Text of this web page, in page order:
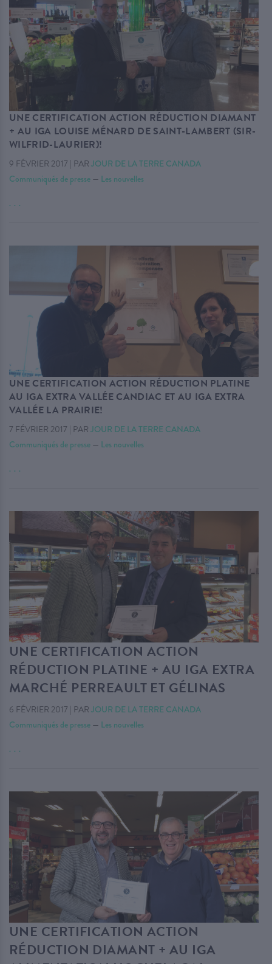
UNE CERTIFICATION ACTION RÉDUCTION DIAMANT
+ AU IGA LOUISE MÉNARD DE SAINT-LAMBERT (SIR-
WILFRID-LAURIER)!
9 FÉVRIER 2017 | PAR JOUR DE LA TERRE CANADA
Communiqués de presse — Les nouvelles
. . .
UNE CERTIFICATION ACTION RÉDUCTION PLATINE
AU IGA EXTRA VALLÉE CANDIAC ET AU IGA EXTRA
VALLÉE LA PRAIRIE!
7 FÉVRIER 2017 | PAR JOUR DE LA TERRE CANADA
Communiqués de presse — Les nouvelles
. . .
UNE CERTIFICATION ACTION
RÉDUCTION PLATINE + AU IGA EXTRA
MARCHÉ PERREAULT ET GÉLINAS
6 FÉVRIER 2017 | PAR JOUR DE LA TERRE CANADA
Communiqués de presse — Les nouvelles
. . .
UNE CERTIFICATION ACTION
RÉDUCTION DIAMANT + AU IGA